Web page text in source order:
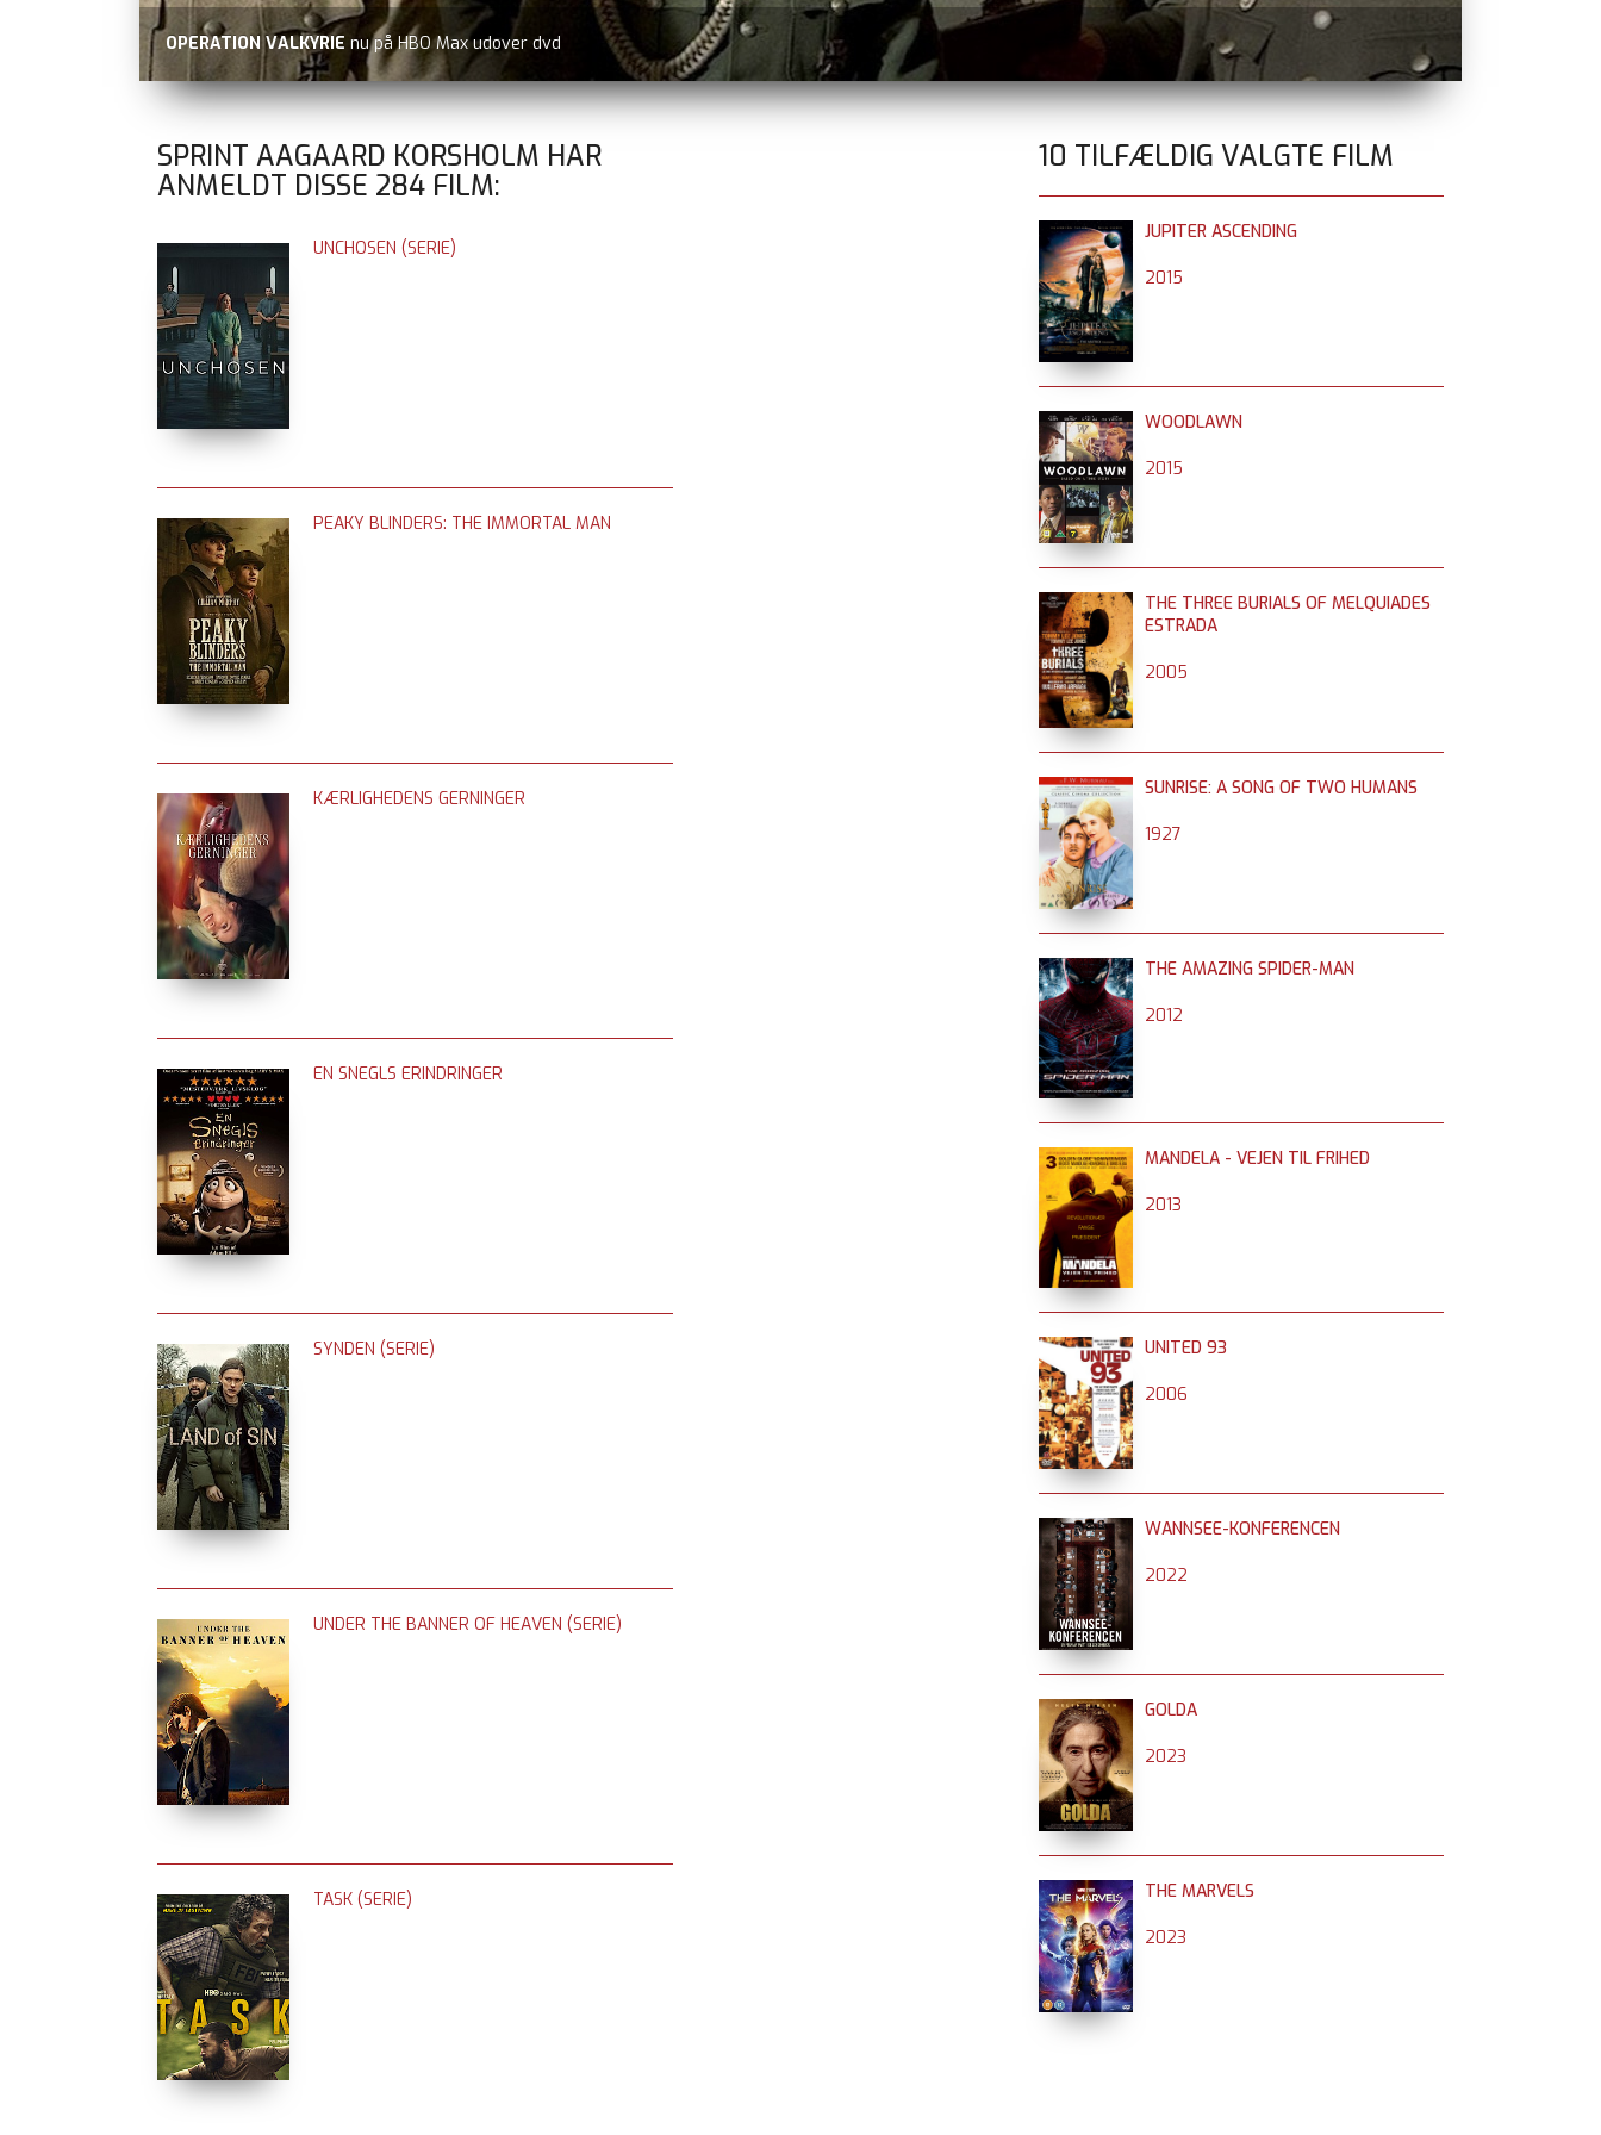
OPERATION VALKYRIE nu på HBO Max udover dvd
SPRINT AAGAARD KORSHOLM HAR
ANMELDT DISSE 284 FILM:
UNCHOSEN (SERIE)
PEAKY BLINDERS: THE IMMORTAL MAN
KÆRLIGHEDENS GERNINGER
EN SNEGLS ERINDRINGER
SYNDEN (SERIE)
UNDER THE BANNER OF HEAVEN (SERIE)
TASK (SERIE)
10 TILFÆLDIG VALGTE FILM
JUPITER ASCENDING
2015
WOODLAWN
2015
THE THREE BURIALS OF MELQUIADES
ESTRADA
2005
SUNRISE: A SONG OF TWO HUMANS
1927
THE AMAZING SPIDER-MAN
2012
MANDELA - VEJEN TIL FRIHED
2013
UNITED 93
2006
WANNSEE-KONFERENCEN
2022
GOLDA
2023
THE MARVELS
2023